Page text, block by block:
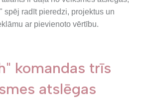
spēj radīt pieredzi, projektus un
ar pievienoto vērtību.
komandas trīs
atslēgas